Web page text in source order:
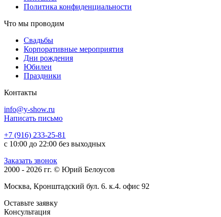
Политика конфиденциальности
Что мы проводим
Свадьбы
Корпоративные мероприятия
Дни рождения
Юбилеи
Праздники
Контакты
info@y-show.ru
Написать письмо
+7 (916) 233-25-81
с 10:00 до 22:00 без выходных
Заказать звонок
2000 - 2026 гг. © Юрий Белоусов
Москва, Кронштадский бул. 6. к.4. офис 92
Оставьте заявку
Консультация